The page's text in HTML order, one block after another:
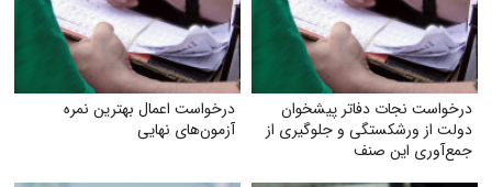
درخواست نجات دفاتر پیشخوان
دولت از ورشکستگی و جلوگیری از
جمع‌آوری این صنف
درخواست اعمال بهترین نمره
آزمون‌های نهایی